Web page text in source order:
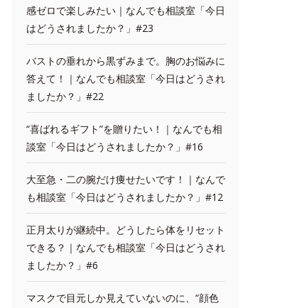
感ゼロで楽しみたい｜なんでも相談室「今日
はどうされましたか？」#23
バストの垂れから黒ずみまで。胸のお悩みに
答えて！｜なんでも相談室「今日はどうされ
ましたか？」#22
“喜ばれるギフト”を贈りたい！｜なんでも相
談室「今日はどうされましたか？」#16
大至急・二の腕だけ痩せたいです！｜なんで
も相談室「今日はどうされましたか？」#12
正月太りが継続中。どうしたら体をリセット
できる？｜なんでも相談室「今日はどうされ
ましたか？」#6
マスクで目元しか見えていないのに、“顔色